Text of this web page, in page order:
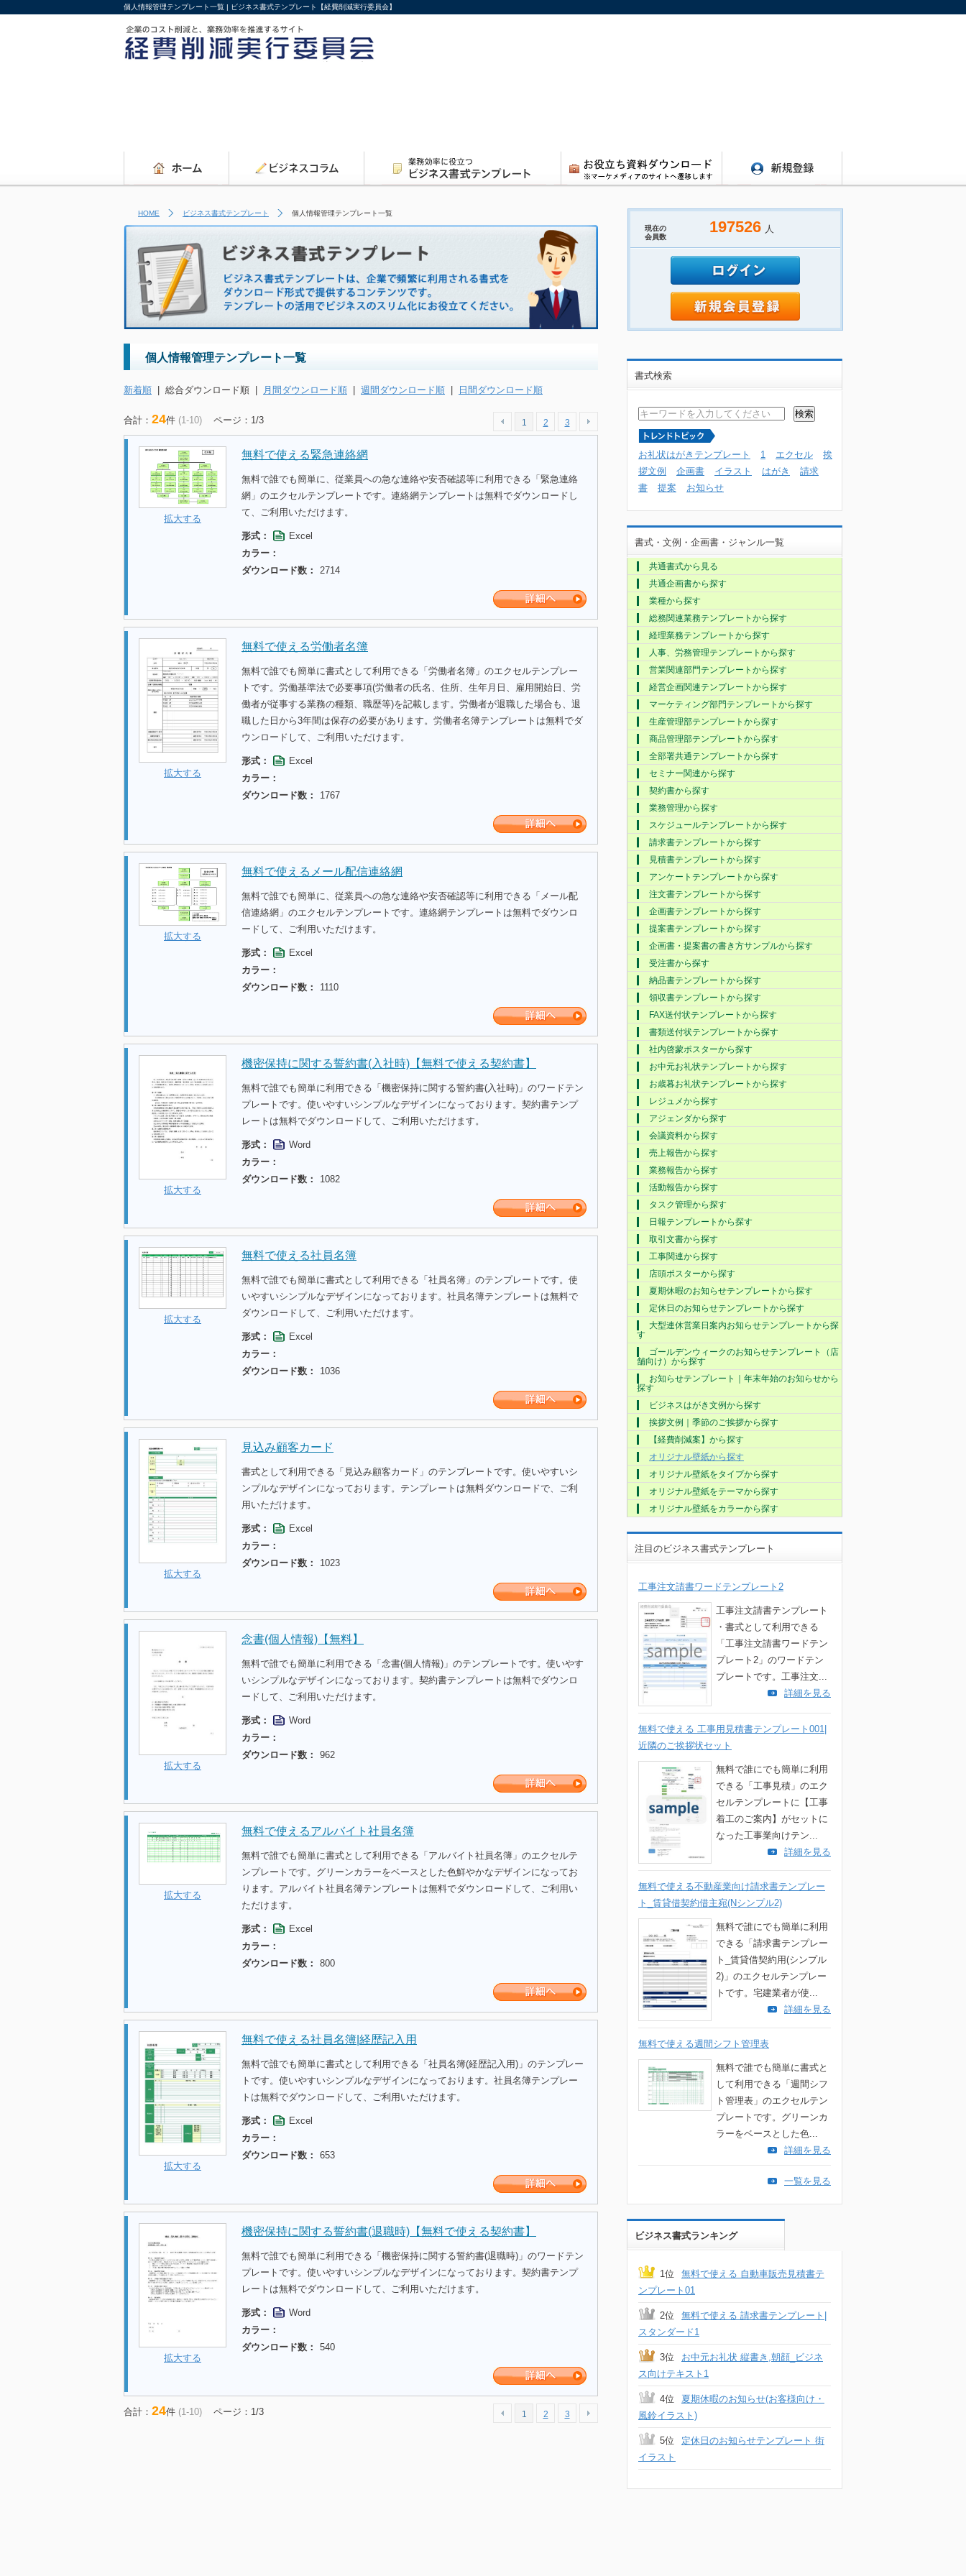
個人情報管理テンプレート一覧 | ビジネス書式テンプレート【経費削減実行委員会】
HOME ビジネス書式テンプレート 個人情報管理テンプレート一覧
個人情報管理テンプレート一覧
新着順 | 総合ダウンロード順 | 月間ダウンロード順 | 週間ダウンロード順 | 日間ダウンロード順
合計： 24件 (1-10) ページ：1/3 1 2 3
拡大する
無料で使える緊急連絡網
無料で誰でも簡単に、従業員への急な連絡や安否確認等に利用できる「緊急連絡
網」のエクセルテンプレートです。連絡網テンプレートは無料でダウンロードし
て、ご利用いただけます。
形式：
Excel
カラー：
ダウンロード数：
2714
拡大する
無料で使える労働者名簿
無料で誰でも簡単に書式として利用できる「労働者名簿」のエクセルテンプレー
トです。労働基準法で必要事項(労働者の氏名、住所、生年月日、雇用開始日、労
働者が従事する業務の種類、職歴等)を記載します。労働者が退職した場合も、退
職した日から3年間は保存の必要があります。労働者名簿テンプレートは無料でダ
ウンロードして、ご利用いただけます。
形式：
Excel
カラー：
ダウンロード数：
1767
拡大する
無料で使えるメール配信連絡網
無料で誰でも簡単に、従業員への急な連絡や安否確認等に利用できる「メール配
信連絡網」のエクセルテンプレートです。連絡網テンプレートは無料でダウンロ
ードして、ご利用いただけます。
形式：
Excel
カラー：
ダウンロード数：
1110
拡大する
機密保持に関する誓約書(入社時)【無料で使える契約書】
無料で誰でも簡単に利用できる「機密保持に関する誓約書(入社時)」のワードテン
プレートです。使いやすいシンプルなデザインになっております。契約書テンプ
レートは無料でダウンロードして、ご利用いただけます。
形式：
Word
カラー：
ダウンロード数：
1082
拡大する
無料で使える社員名簿
無料で誰でも簡単に書式として利用できる「社員名簿」のテンプレートです。使
いやすいシンプルなデザインになっております。社員名簿テンプレートは無料で
ダウンロードして、ご利用いただけます。
形式：
Excel
カラー：
ダウンロード数：
1036
拡大する
見込み顧客カード
書式として利用できる「見込み顧客カード」のテンプレートです。使いやすいシ
ンプルなデザインになっております。テンプレートは無料ダウンロードで、ご利
用いただけます。
形式：
Excel
カラー：
ダウンロード数：
1023
拡大する
念書(個人情報)【無料】
無料で誰でも簡単に利用できる「念書(個人情報)」のテンプレートです。使いやす
いシンプルなデザインになっております。契約書テンプレートは無料でダウンロ
ードして、ご利用いただけます。
形式：
Word
カラー：
ダウンロード数：
962
拡大する
無料で使えるアルバイト社員名簿
無料で誰でも簡単に書式として利用できる「アルバイト社員名簿」のエクセルテ
ンプレートです。グリーンカラーをベースとした色鮮やかなデザインになってお
ります。アルバイト社員名簿テンプレートは無料でダウンロードして、ご利用い
ただけます。
形式：
Excel
カラー：
ダウンロード数：
800
拡大する
無料で使える社員名簿|経歴記入用
無料で誰でも簡単に書式として利用できる「社員名簿(経歴記入用)」のテンプレー
トです。使いやすいシンプルなデザインになっております。社員名簿テンプレー
トは無料でダウンロードして、ご利用いただけます。
形式：
Excel
カラー：
ダウンロード数：
653
拡大する
機密保持に関する誓約書(退職時)【無料で使える契約書】
無料で誰でも簡単に利用できる「機密保持に関する誓約書(退職時)」のワードテン
プレートです。使いやすいシンプルなデザインになっております。契約書テンプ
レートは無料でダウンロードして、ご利用いただけます。
形式：
Word
カラー：
ダウンロード数：
540
合計： 24件 (1-10) ページ：1/3 1 2 3
現在の
会員数
197526 人
書式検索
お礼状はがきテンプレート 1 エクセル
挨
拶文例
企画書 イラスト はがき
請求
書
提案 お知らせ
書式・文例・企画書・ジャンル一覧
共通書式から見る
共通企画書から探す
業種から探す
総務関連業務テンプレートから探す
経理業務テンプレートから探す
人事、労務管理テンプレートから探す
営業関連部門テンプレートから探す
経営企画関連テンプレートから探す
マーケティング部門テンプレートから探す
生産管理部テンプレートから探す
商品管理部テンプレートから探す
全部署共通テンプレートから探す
セミナー関連から探す
契約書から探す
業務管理から探す
スケジュールテンプレートから探す
請求書テンプレートから探す
見積書テンプレートから探す
アンケートテンプレートから探す
注文書テンプレートから探す
企画書テンプレートから探す
提案書テンプレートから探す
企画書・提案書の書き方サンプルから探す
受注書から探す
納品書テンプレートから探す
領収書テンプレートから探す
FAX送付状テンプレートから探す
書類送付状テンプレートから探す
社内啓蒙ポスターから探す
お中元お礼状テンプレートから探す
お歳暮お礼状テンプレートから探す
レジュメから探す
アジェンダから探す
会議資料から探す
売上報告から探す
業務報告から探す
活動報告から探す
タスク管理から探す
日報テンプレートから探す
取引文書から探す
工事関連から探す
店頭ポスターから探す
夏期休暇のお知らせテンプレートから探す
定休日のお知らせテンプレートから探す
大型連休営業日案内お知らせテンプレートから探
す
ゴールデンウィークのお知らせテンプレート（店
舗向け）から探す
お知らせテンプレート｜年末年始のお知らせから
探す
ビジネスはがき文例から探す
挨拶文例｜季節のご挨拶から探す
【経費削減案】から探す
オリジナル壁紙から探す
オリジナル壁紙をタイプから探す
オリジナル壁紙をテーマから探す
オリジナル壁紙をカラーから探す
注目のビジネス書式テンプレート
工事注文請書ワードテンプレート2
工事注文請書テンプレート
・書式として利用できる
「工事注文請書ワードテン
プレート2」のワードテン
プレートです。工事注文...
詳細を見る
無料で使える 工事用見積書テンプレート001|
近隣のご挨拶状セット
無料で誰にでも簡単に利用
できる「工事見積」のエク
セルテンプレートに【工事
着工のご案内】がセットに
なった工事業向けテン...
詳細を見る
無料で使える不動産業向け請求書テンプレー
ト_賃貸借契約借主宛(Nシンプル2)
無料で誰にでも簡単に利用
できる「請求書テンプレー
ト_賃貸借契約用(シンプル
2)」のエクセルテンプレー
トです。宅建業者が使...
詳細を見る
無料で使える週間シフト管理表
無料で誰でも簡単に書式と
して利用できる「週間シフ
ト管理表」のエクセルテン
プレートです。グリーンカ
ラーをベースとした色...
詳細を見る
一覧を見る
ビジネス書式ランキング
1位
無料で使える 自動車販売見積書テ
ンプレート01
2位
無料で使える 請求書テンプレート|
スタンダード1
3位
お中元お礼状 縦書き,朝顔_ビジネ
ス向けテキスト1
4位
夏期休暇のお知らせ(お客様向け・
風鈴イラスト)
5位
定休日のお知らせテンプレート 街
イラスト